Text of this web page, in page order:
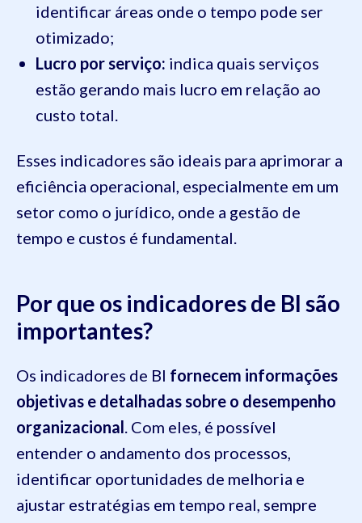
identificar áreas onde o tempo pode ser
otimizado;
Lucro por serviço: indica quais serviços
estão gerando mais lucro em relação ao
custo total.
Esses indicadores são ideais para aprimorar a
eficiência operacional, especialmente em um
setor como o jurídico, onde a gestão de
tempo e custos é fundamental.
Por que os indicadores de BI são
importantes?
Os indicadores de BI fornecem informações
objetivas e detalhadas sobre o desempenho
organizacional . Com eles, é possível
entender o andamento dos processos,
identificar oportunidades de melhoria e
ajustar estratégias em tempo real, sempre